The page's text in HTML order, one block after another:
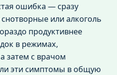
ошибка — сразу
или алкоголь
продуктивнее
в режимах,
затем с врачом
ли эти симптомы в общую